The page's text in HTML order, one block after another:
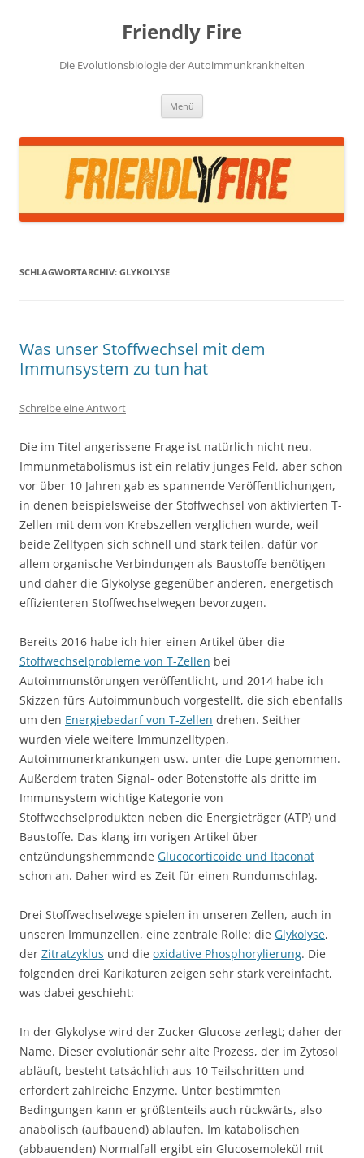
Friendly Fire
Die Evolutionsbiologie der Autoimmunkrankheiten
Menü
SCHLAGWORTARCHIV: GLYKOLYSE
Was unser Stoffwechsel mit dem
Immunsystem zu tun hat
Schreibe eine Antwort
Die im Titel angerissene Frage ist natürlich nicht neu.
Immunmetabolismus ist ein relativ junges Feld, aber schon
vor über 10 Jahren gab es spannende Veröffentlichungen,
in denen beispielsweise der Stoffwechsel von aktivierten T-
Zellen mit dem von Krebszellen verglichen wurde, weil
beide Zelltypen sich schnell und stark teilen, dafür vor
allem organische Verbindungen als Baustoffe benötigen
und daher die Glykolyse gegenüber anderen, energetisch
effizienteren Stoffwechselwegen bevorzugen.
Bereits 2016 habe ich hier einen Artikel über die
Stoffwechselprobleme von T-Zellen bei
Autoimmunstörungen veröffentlicht, und 2014 habe ich
Skizzen fürs Autoimmunbuch vorgestellt, die sich ebenfalls
um den Energiebedarf von T-Zellen drehen. Seither
wurden viele weitere Immunzelltypen,
Autoimmunerkrankungen usw. unter die Lupe genommen.
Außerdem traten Signal- oder Botenstoffe als dritte im
Immunsystem wichtige Kategorie von
Stoffwechselprodukten neben die Energieträger (ATP) und
Baustoffe. Das klang im vorigen Artikel über
entzündungshemmende Glucocorticoide und Itaconat
schon an. Daher wird es Zeit für einen Rundumschlag.
Drei Stoffwechselwege spielen in unseren Zellen, auch in
unseren Immunzellen, eine zentrale Rolle: die Glykolyse,
der Zitratzyklus und die oxidative Phosphorylierung. Die
folgenden drei Karikaturen zeigen sehr stark vereinfacht,
was dabei geschieht:
In der Glykolyse wird der Zucker Glucose zerlegt; daher der
Name. Dieser evolutionär sehr alte Prozess, der im Zytosol
abläuft, besteht tatsächlich aus 10 Teilschritten und
erfordert zahlreiche Enzyme. Unter bestimmten
Bedingungen kann er größtenteils auch rückwärts, also
anabolisch (aufbauend) ablaufen. Im katabolischen
(abbauenden) Normalfall ergibt ein Glucosemolekül mit